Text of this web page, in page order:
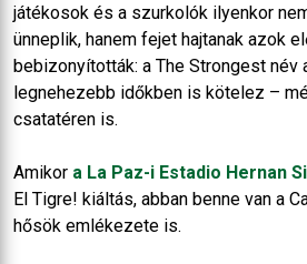
játékosok és a szurkolók ilyenkor
ünneplik, hanem fejet hajtanak azok
bebizonyították: a The Strongest név
legnehezebb időkben is kötelez –
csatatéren is.
Amikor a La Paz-i Estadio Hernan
El Tigre! kiáltás, abban benne van a
hősök emlékezete is.